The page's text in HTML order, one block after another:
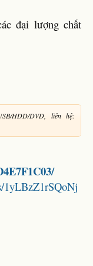
đại lượng chất
HDD/DVD, liên hệ:
1yLBzZ1rSQoNj